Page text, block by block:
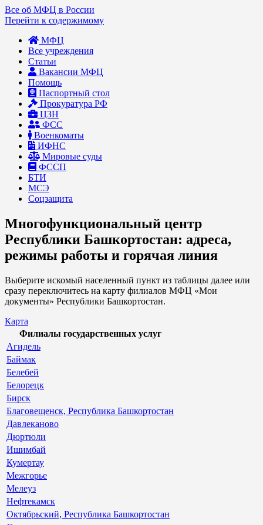
Все об МФЦ в России
Перейти к содержимому
МФЦ
Все учреждения
Статьи
Вакансии МФЦ
Помощь
Паспортный стол
Прокуратура РФ
ЦЗН
ФСС
Военкоматы
ИФНС
Мировые суды
ФССП
БТИ
МСЭ
Соцзащита
Многофункциональный центр
Республики Башкортостан: адреса,
режимы работы и горячая линия
Выберите искомый населенный пункт из таблицы далее или
сразу переключитесь на карту филиалов МФЦ «Мои
документы» Республики Башкортостан.
Карта
Филиалы государственных услуг
Агидель
Баймак
Белебей
Белорецк
Бирск
Благовещенск, Республика Башкортостан
Давлеканово
Дюртюли
Ишимбай
Кумертау
Межгорье
Мелеуз
Нефтекамск
Октябрьский, Республика Башкортостан